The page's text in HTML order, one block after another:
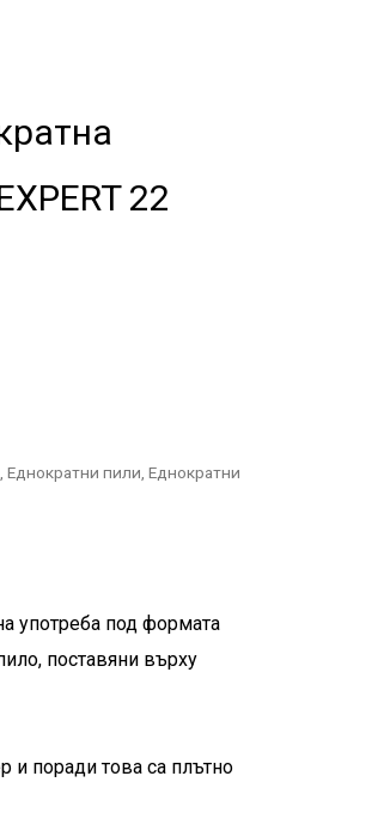
22
Eднократни пили Еднократни
употреба под формата
поставяни върху
и поради това са плътно